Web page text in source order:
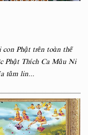
Phật trên toàn thế
Phật Thích Ca Mâu Ni
tâm lin...